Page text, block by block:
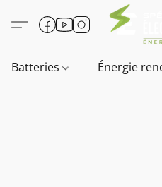
Batteries Énergie